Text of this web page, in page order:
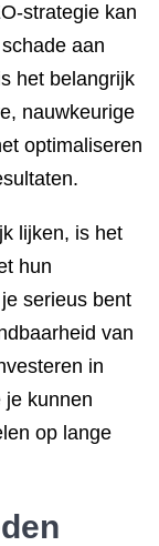
strategie kan
aan
het belangrijk
nauwkeurige
optimaliseren
lijken, is het
hun
serieus bent
van
in
je kunnen
op lange